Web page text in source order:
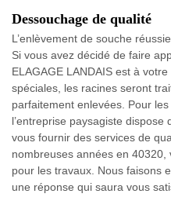
Dessouchage de qualité
L’enlèvement de souche
Si vous avez décidé de faire
ELAGAGE LANDAIS est à
spéciales, les racines seront
parfaitement enlevées. Pour
l’entreprise paysagiste
vous fournir des services de
nombreuses années en
pour les travaux. Nous faisons
une réponse qui saura vous